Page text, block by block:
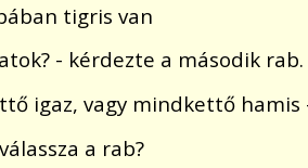
tigris van
- kérdezte a második rab.
igaz, vagy mindkettő hamis
a rab?